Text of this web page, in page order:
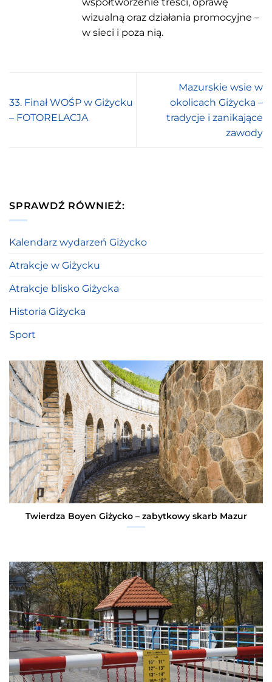
wizualną oraz działania promocyjne –
w sieci i poza nią.
33. Finał WOŚP w Giżycku
– FOTORELACJA
Mazurskie wsie w
okolicach Giżycka –
tradycje i zanikające
zawody
SPRAWDŹ RÓWNIEŻ:
Kalendarz wydarzeń Giżycko
Atrakcje w Giżycku
Atrakcje blisko Giżycka
Historia Giżycka
Sport
Twierdza Boyen Giżycko – zabytkowy skarb Mazur